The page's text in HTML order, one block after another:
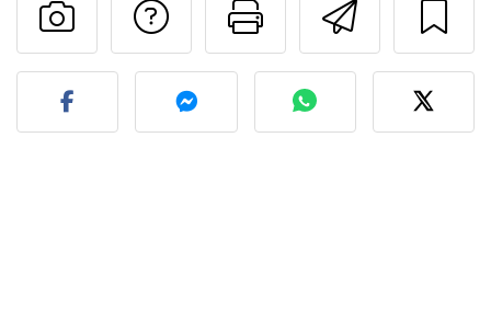
Imprimer
Poser une
Publier votre photo de